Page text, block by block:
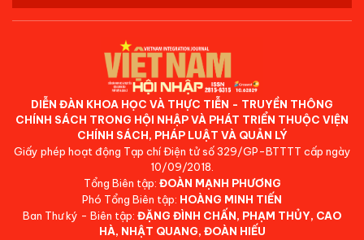
DIỄN ĐÀN KHOA HỌC VÀ THỰC TIỄN - TRUYỀN THÔNG
CHÍNH SÁCH TRONG HỘI NHẬP VÀ PHÁT TRIỂN THUỘC VIỆN
CHÍNH SÁCH, PHÁP LUẬT VÀ QUẢN LÝ
Giấy phép hoạt động Tạp chí Điện tử số 329/GP-BTTTT cấp ngày
10/09/2018.
Tổng Biên tập: ĐOÀN MẠNH PHƯƠNG
Phó Tổng Biên tập: HOÀNG MINH TIẾN
Ban Thư ký - Biên tập: ĐẶNG ĐÌNH CHẤN, PHẠM THỦY, CAO
HÀ, NHẬT QUANG, ĐOÀN HIẾU